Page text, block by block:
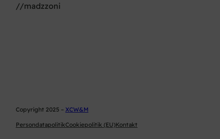
//madzzoni
Copyright 2025 – XCW&M
PersondatapolitikCookiepolitik (EU)Kontakt